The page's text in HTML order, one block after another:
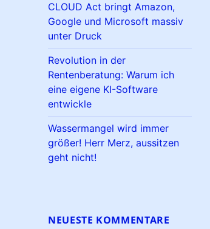
CLOUD Act bringt Amazon,
Google und Microsoft massiv
unter Druck
Revolution in der
Rentenberatung: Warum ich
eine eigene KI-Software
entwickle
Wassermangel wird immer
größer! Herr Merz, aussitzen
geht nicht!
NEUESTE KOMMENTARE